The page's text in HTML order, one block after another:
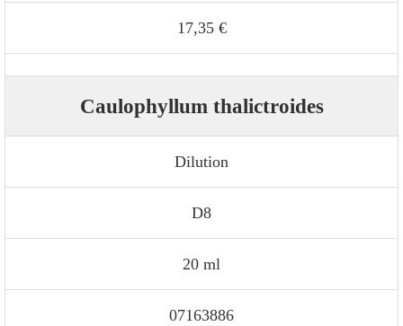
17,35 €
Caulophyllum thalictroides
Dilution
D8
20 ml
07163886